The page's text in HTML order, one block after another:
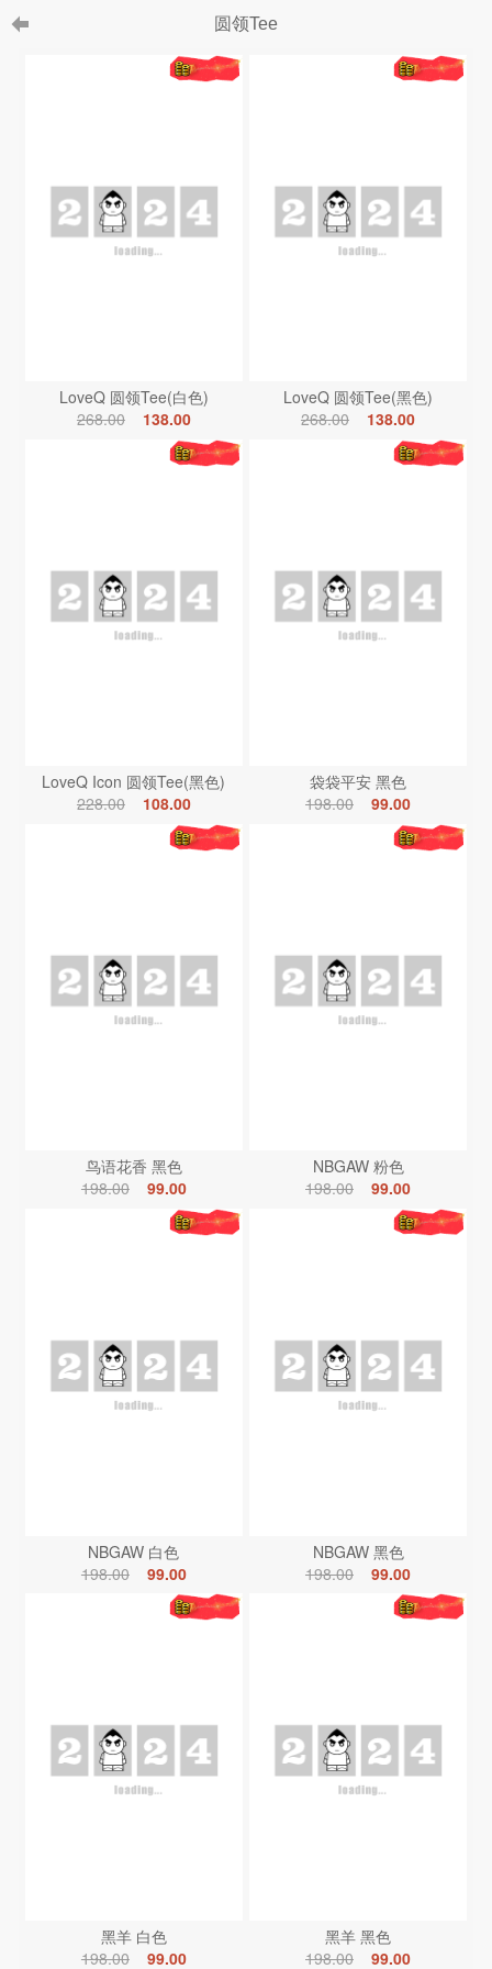
圆领Tee
LoveQ 圆领Tee(白色)
268.00
138.00
LoveQ 圆领Tee(黑色)
268.00
138.00
LoveQ Icon 圆领Tee(黑色)
228.00
108.00
袋袋平安 黑色
198.00
99.00
鸟语花香 黑色
198.00
99.00
NBGAW 粉色
198.00
99.00
NBGAW 白色
198.00
99.00
NBGAW 黑色
198.00
99.00
黑羊 白色
198.00
99.00
黑羊 黑色
198.00
99.00